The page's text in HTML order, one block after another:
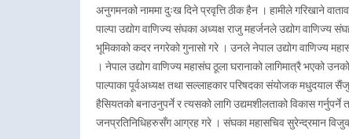
अनुगमनको नाममा दुःख दिने प्रवृत्ति ठीक हैन । हामीले गरिखाने
पाल्पा उद्योग वाणिज्य संघका अध्यक्ष राजु महर्जनले उद्योग वाणिज्य
भूमिकाको कदर नगरेको गुनासो गरे । उनले नेपाल उद्योग वाणिज्य
। नेपाल उद्योग वाणिज्य महासंघ ठूला घरानाको लागिमात्रै भएको
पाल्पाका पूर्वअध्यक्ष तथा सल्लाहकार परिषदका संयोजक मधुदयाल
हैसियतको बनाउनुपर्ने र त्यसको लागि उद्यमशीलताको विकास
जनप्रतिनिधिहरुसँग आग्रह गरे । संघका महासचिव सुरेन्द्रमान